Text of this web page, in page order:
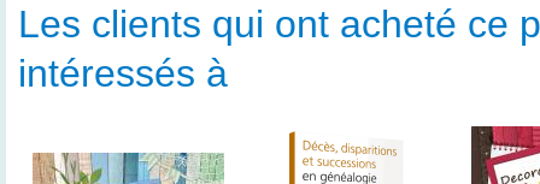
Les clients qui ont acheté ce
intéressés à